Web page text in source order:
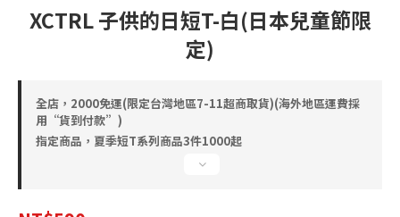
雙倍奉還 歡慶父親節全館褲類任選兩件88折!!!
XCTRL 子供的日短T-白(日本兒童節限
定)
全店，2000免運(限定台灣地區7-11超商取貨)(海外地區運費採
用“貨到付款”)
指定商品，夏季短T系列商品3件1000起